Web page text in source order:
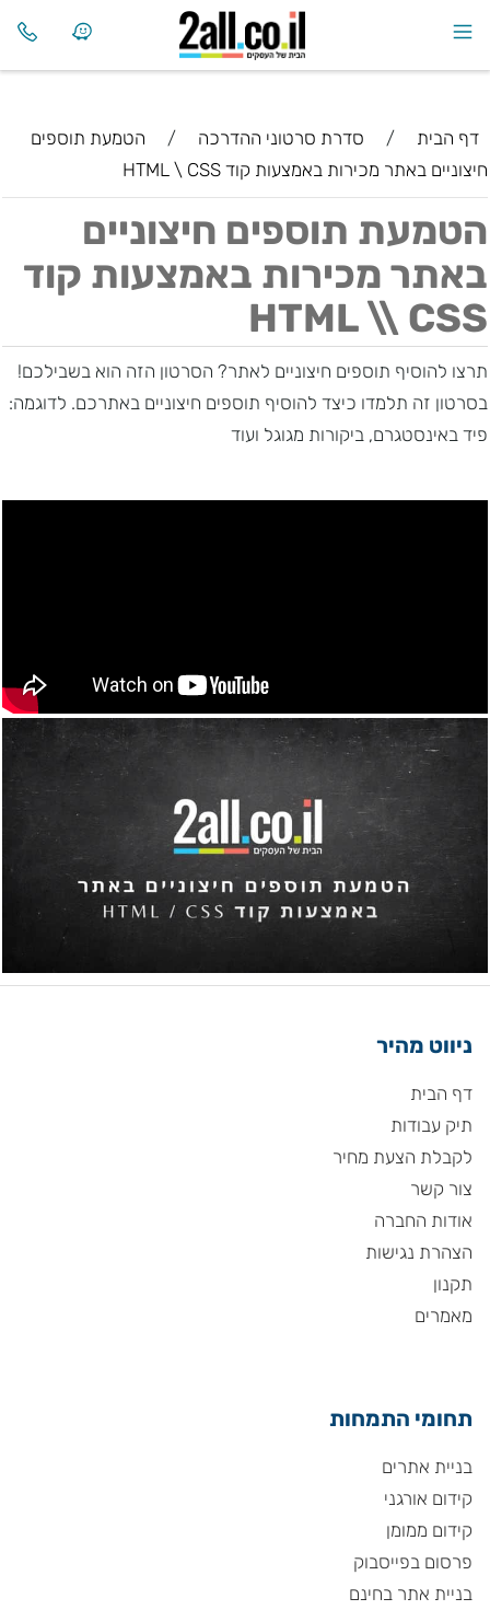
דף הבית / סדרת סרטוני ההדרכה /
הטמעת תוספים
חיצוניים באתר מכירות באמצעות קוד HTML \ CSS
הטמעת תוספים חיצוניים
באתר מכירות באמצעות קוד
HTML \\ CSS
תרצו להוסיף תוספים חיצוניים לאתר? הסרטון הזה הוא בשבילכם!
בסרטון זה תלמדו כיצד להוסיף תוספים חיצוניים באתרכם. לדוגמה:
פיד באינסטגרם, ביקורות מגוגל ועוד
ניווט מהיר
דף הבית
תיק עבודות
לקבלת הצעת מחיר
צור קשר
אודות החברה
הצהרת נגישות
תקנון
מאמרים
תחומי התמחות
בניית אתרים
קידום אורגני
קידום ממומן
פרסום בפייסבוק
בניית אתר בחינם